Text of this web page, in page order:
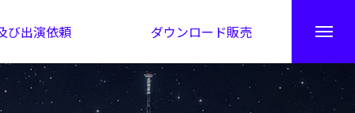
び出演依頼 ダウンロード販売